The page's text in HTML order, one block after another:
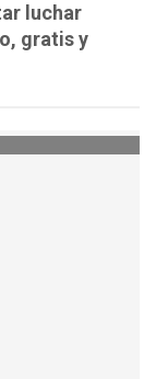
luchar
gratis y